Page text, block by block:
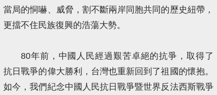
當局的恫嚇、威脅，割不斷兩岸同胞共同的歷史紐帶，
更擋不住民族復興的浩蕩大勢。
80年前，中國人民經過艱苦卓絕的抗爭，取得了
抗日戰爭的偉大勝利，台灣也重新回到了祖國的懷抱。
如今，我們紀念中國人民抗日戰爭暨世界反法西斯戰爭